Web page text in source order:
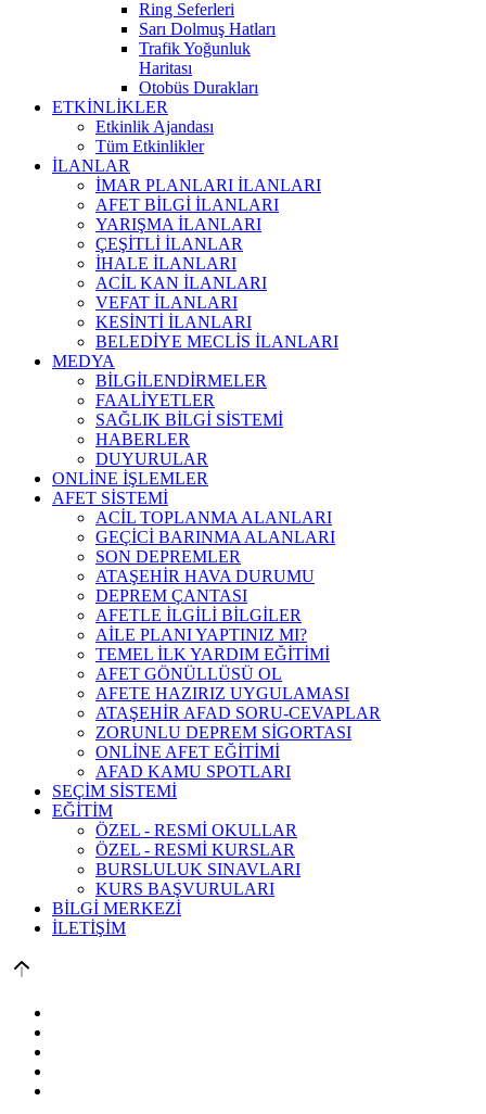
Ring Seferleri
Sarı Dolmuş Hatları
Trafik Yoğunluk
Haritası
Otobüs Durakları
ETKİNLİKLER
Etkinlik Ajandası
Tüm Etkinlikler
İLANLAR
İMAR PLANLARI İLANLARI
AFET BİLGİ İLANLARI
YARIŞMA İLANLARI
ÇEŞİTLİ İLANLAR
İHALE İLANLARI
ACİL KAN İLANLARI
VEFAT İLANLARI
KESİNTİ İLANLARI
BELEDİYE MECLİS İLANLARI
MEDYA
BİLGİLENDİRMELER
FAALİYETLER
SAĞLIK BİLGİ SİSTEMİ
HABERLER
DUYURULAR
ONLİNE İŞLEMLER
AFET SİSTEMİ
ACİL TOPLANMA ALANLARI
GEÇİCİ BARINMA ALANLARI
SON DEPREMLER
ATAŞEHİR HAVA DURUMU
DEPREM ÇANTASI
AFETLE İLGİLİ BİLGİLER
AİLE PLANI YAPTINIZ MI?
TEMEL İLK YARDIM EĞİTİMİ
AFET GÖNÜLLÜSÜ OL
AFETE HAZIRIZ UYGULAMASI
ATAŞEHİR AFAD SORU-CEVAPLAR
ZORUNLU DEPREM SİGORTASI
ONLİNE AFET EĞİTİMİ
AFAD KAMU SPOTLARI
SEÇİM SİSTEMİ
EĞİTİM
ÖZEL - RESMİ OKULLAR
ÖZEL - RESMİ KURSLAR
BURSLULUK SINAVLARI
KURS BAŞVURULARI
BİLGİ MERKEZİ
İLETİŞİM